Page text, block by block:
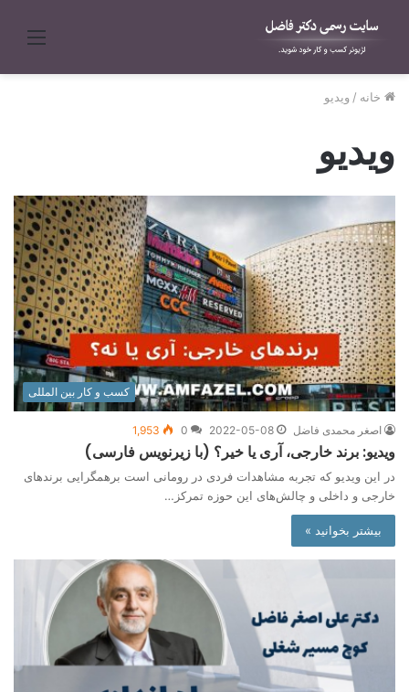
منو
خانه / ویدیو
ویدیو
کسب و کار بین المللی
اصغر محمدی فاضل 2022-05-08
0
1,953
ویدیو: برند خارجی، آری یا خیر؟ (با زیرنویس فارسی)
در این ویدیو که تجربه مشاهدات فردی در رومانی است برهمگرایی برندهای
خارجی و داخلی و چالش‌های این حوزه تمرکز…
بیشتر بخوانید »